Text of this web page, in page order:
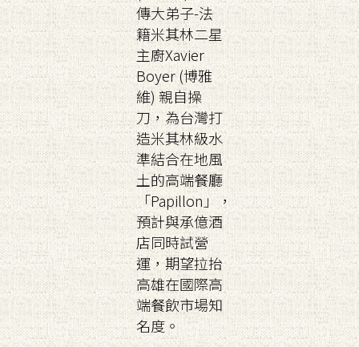
傳大弟子-法
籍米其林二星
主廚Xavier
Boyer (博雅
維) 親自操
刀，為台灣打
造米其林級水
準結合在地風
土的高端餐廳
「Papillon」，
預計與承億酒
店同時試營
運，期望拉抬
高雄在國際高
端餐飲市場知
名度。